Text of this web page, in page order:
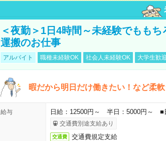
＜夜勤＞1日4時間～未経験でもも
運搬のお仕事
アルバイト 職種未経験OK 社会人未経験OK 大学生歓
暇だから明日だけ働きたい！など柔
給与 日給：12500円～ 半日：5000円～ ■
交通費別途支給あり
交通費 交通費規定支給